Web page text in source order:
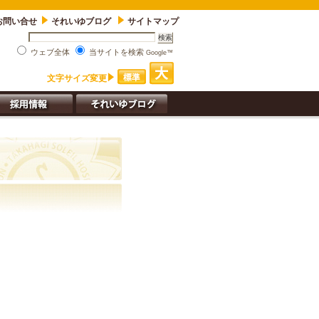
問い合せ それいゆブログ サイトマップ
ウェブ全体 当サイトを検索 Google™
文字サイズ変更